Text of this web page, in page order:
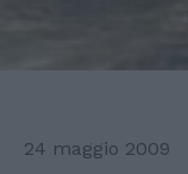
24 maggio 2009